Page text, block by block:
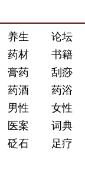
胀如鼓，叩
促，舌苔黄燥
通其大便，方
、芒硝
均用至
后患者连呼腹
丸样粪便之
亦转危为安。
治急症。如果
结合，如鼻饲
养生
论坛
药材
书籍
膏药
刮痧
药酒
药浴
男性
女性
医案
词典
砭石 足疗